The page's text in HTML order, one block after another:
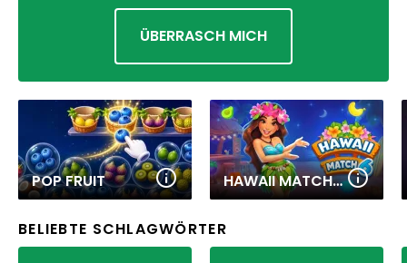
ÜBERRASCH MICH
POP FRUIT HAWAII MATCH 6
BELIEBTE SCHLAGWÖRTER